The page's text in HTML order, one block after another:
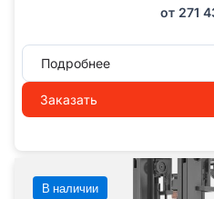
от 271
Подробнее
Заказать
В наличии